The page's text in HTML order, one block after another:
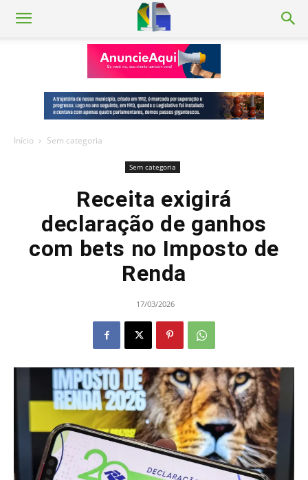
Início Sem categoria
Sem categoria
Receita exigirá
declaração de ganhos
com bets no Imposto de
Renda
17/03/2026